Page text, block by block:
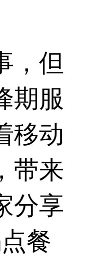
，但
期服
移动
带来
分享
餐